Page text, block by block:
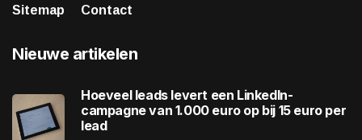
Sitemap
Contact
Nieuwe artikelen
Hoeveel leads levert een LinkedIn-
campagne van 1.000 euro op bij 15 euro per
lead